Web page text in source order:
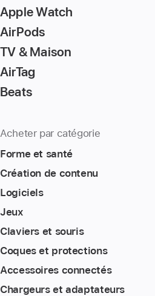
Apple Watch
AirPods
TV & Maison
AirTag
Beats
Acheter par catégorie
Forme et santé
Création de contenu
Logiciels
Jeux
Claviers et souris
Coques et protections
Accessoires connectés
Chargeurs et adaptateurs